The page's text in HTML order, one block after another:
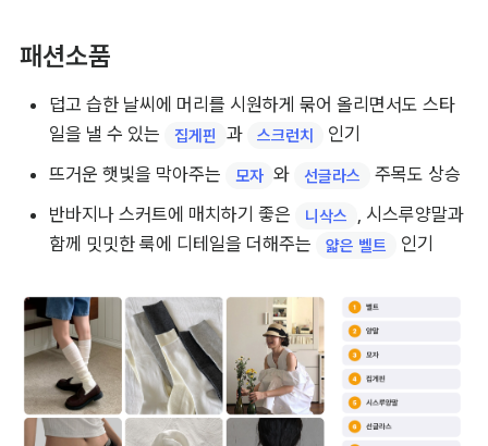
패션소품
덥고 습한 날씨에 머리를 시원하게 묶어 올리면서도 스타
일을 낼 수 있는
집게핀 과 스크런치
인기
뜨거운 햇빛을 막아주는
모자 와 선글라스
주목도 상승
반바지나 스커트에 매치하기 좋은
니삭스
, 시스루양말과
함께 밋밋한 룩에 디테일을 더해주는
얇은 벨트 인기